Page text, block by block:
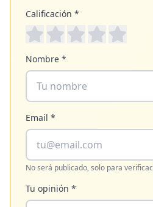
Calificación *
Nombre *
Email *
No será publicado, solo para
Tu opinión *